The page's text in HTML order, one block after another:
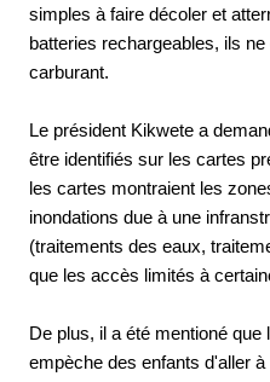
simples à faire décoler et
batteries rechargeables, ils
carburant.
Le président Kikwete a
être identifiés sur les cartes
les cartes montraient les
inondations due à une
(traitements des eaux,
que les accès limités à
De plus, il a été mentioné
empèche des enfants d'aller